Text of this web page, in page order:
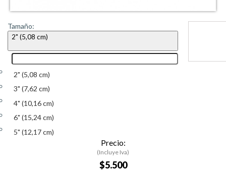
Tamaño:
2" (5,08 cm)
2" (5,08 cm)
3" (7,62 cm)
4" (10,16 cm)
6" (15,24 cm)
5" (12,17 cm)
Precio:
(Incluye Iva)
$5.500